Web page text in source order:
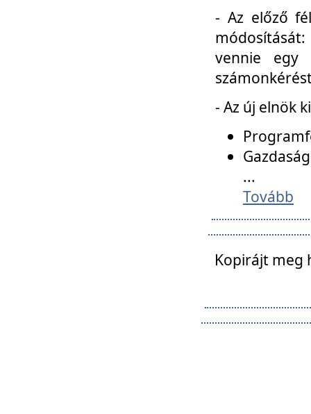
- Az előző
vennie egy
- Az új elnök
...
Tovább
Kopirájt meg